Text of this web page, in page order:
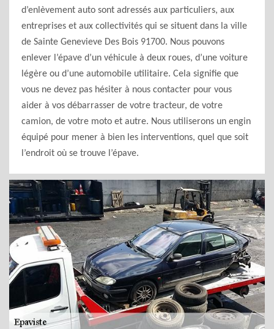
d’enlèvement auto sont adressés aux particuliers, aux
entreprises et aux collectivités qui se situent dans la ville
de Sainte Genevieve Des Bois 91700. Nous pouvons
enlever l’épave d’un véhicule à deux roues, d’une voiture
légère ou d’une automobile utilitaire. Cela signifie que
vous ne devez pas hésiter à nous contacter pour vous
aider à vos débarrasser de votre tracteur, de votre
camion, de votre moto et autre. Nous utiliserons un engin
équipé pour mener à bien les interventions, quel que soit
l’endroit où se trouve l’épave.